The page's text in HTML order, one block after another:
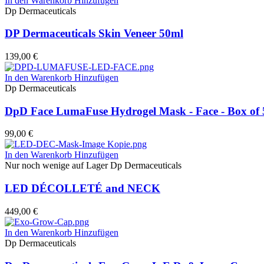
Dp Dermaceuticals
DP Dermaceuticals Skin Veneer 50ml
139,00 €
In den Warenkorb Hinzufügen
Dp Dermaceuticals
DpD Face LumaFuse Hydrogel Mask - Face - Box of
99,00 €
In den Warenkorb Hinzufügen
Nur noch wenige auf Lager Dp Dermaceuticals
LED DÉCOLLETÉ and NECK
449,00 €
In den Warenkorb Hinzufügen
Dp Dermaceuticals